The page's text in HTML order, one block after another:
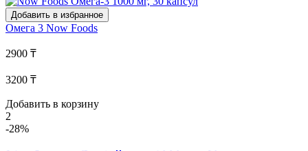
Добавить в избранное
Омега 3 Now Foods
2900 ₸
3200 ₸
Добавить в корзину
2
-28%